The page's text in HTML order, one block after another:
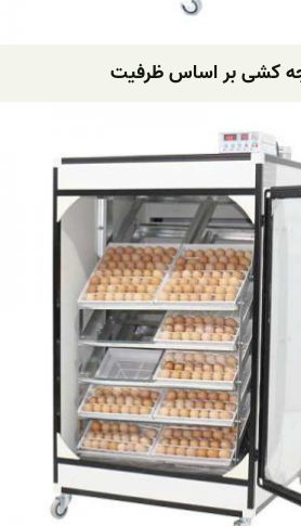
کشی بر اساس ظرفیت